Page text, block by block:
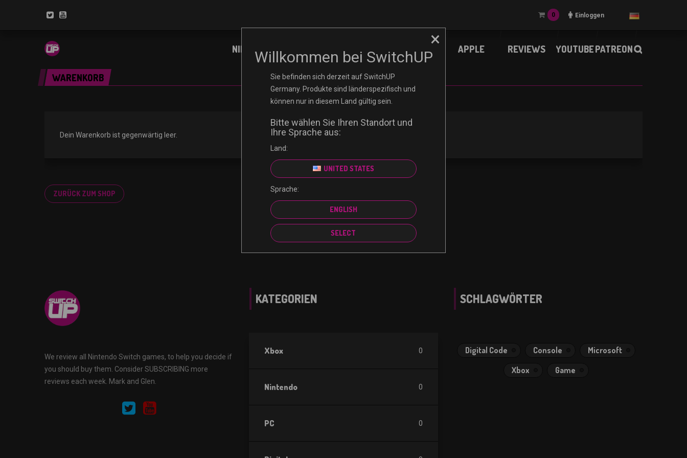
×
Willkommen bei SwitchUP
Sie befinden sich derzeit auf SwitchUP
Germany. Produkte sind länderspezifisch und
können nur in diesem Land gültig sein.
Bitte wählen Sie Ihren Standort und
Ihre Sprache aus:
Land:
UNITED STATES
Sprache:
ENGLISH
SELECT
0 Einloggen
NINTENDO PLAYSTATION PC APPLE REVIEWS YOUTUBEPATREON
WARENKORB
Dein Warenkorb ist gegenwärtig leer.
ZURÜCK ZUM SHOP
We review all Nintendo Switch games, to help you decide if
you should buy them. Consider SUBSCRIBING more
reviews each week. Mark and Glen.
KATEGORIEN
Xbox 0
Nintendo 0
PC 0
SCHLAGWÖRTER
Digital Code Console
Microsoft
Xbox
Game